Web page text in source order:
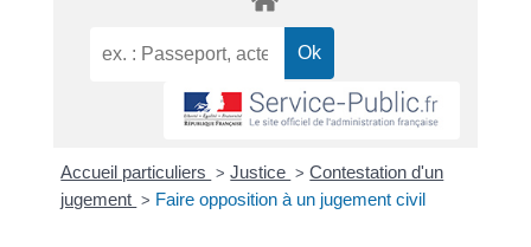
Accueil particuliers > Justice > Contestation d'un
jugement > Faire opposition à un jugement civil